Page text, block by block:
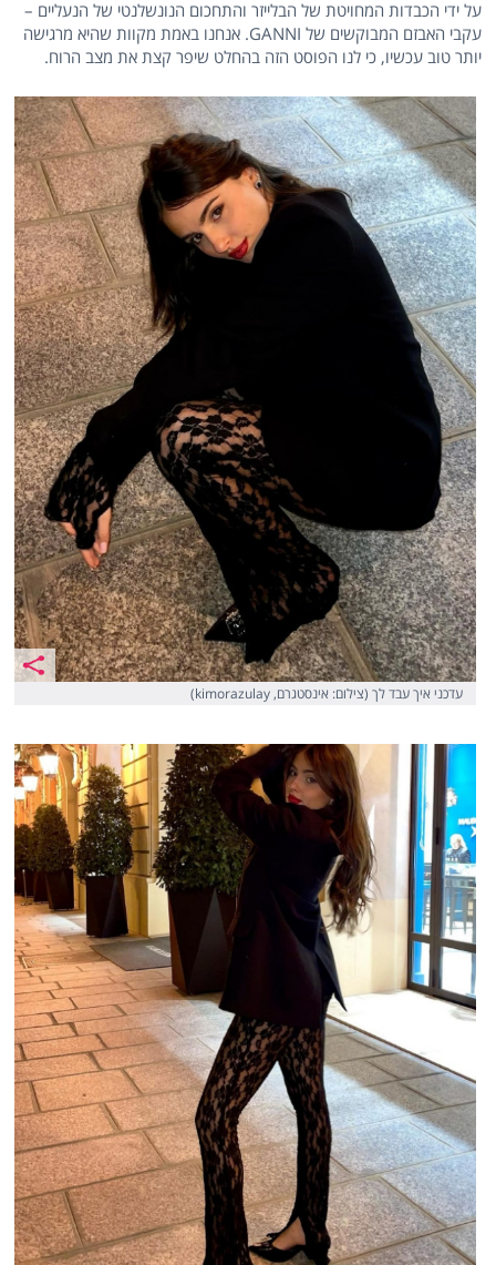
על ידי הכבדות המחויטת של הבלייזר והתחכום הנונשלנטי של הנעליים –
עקבי האבזם המבוקשים של GANNI. אנחנו באמת מקוות שהיא מרגישה
יותר טוב עכשיו, כי לנו הפוסט הזה בהחלט שיפר קצת את מצב הרוח.
עדכני איך עבד לך (צילום: אינסטגרם, kimorazulay)